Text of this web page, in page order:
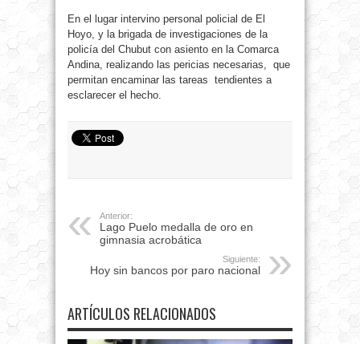
En el lugar intervino personal policial de El
Hoyo, y la brigada de investigaciones de la
policía del Chubut con asiento en la Comarca
Andina, realizando las pericias necesarias, que
permitan encaminar las tareas tendientes a
esclarecer el hecho.
Anterior:
Lago Puelo medalla de oro en
gimnasia acrobática
Siguiente:
Hoy sin bancos por paro nacional
ARTÍCULOS RELACIONADOS